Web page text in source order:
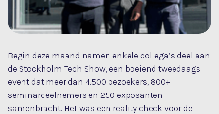
Begin deze maand namen enkele collega’s deel aan
de Stockholm Tech Show, een boeiend tweedaags
event dat meer dan 4.500 bezoekers, 800+
seminardeelnemers en 250 exposanten
samenbracht. Het was een reality check voor de